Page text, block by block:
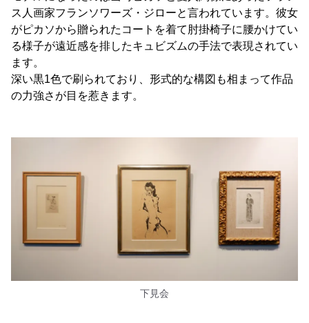
ス人画家フランソワーズ・ジローと言われています。彼女
がピカソから贈られたコートを着て肘掛椅子に腰かけてい
る様子が遠近感を排したキュビズムの手法で表現されてい
ます。
深い黒1色で刷られており、形式的な構図も相まって作品
の力強さが目を惹きます。
下見会